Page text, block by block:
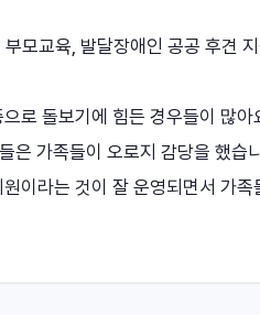
모교육, 발달장애인 공공 후견 지
로 돌보기에 힘든 경우들이 많아
은 가족들이 오로지 감당을 했습
이라는 것이 잘 운영되면서 가족